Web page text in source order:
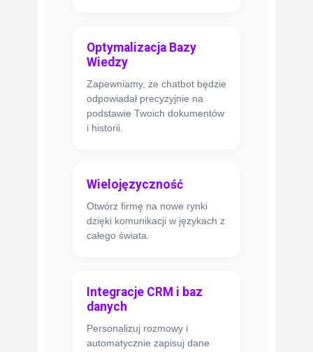
Optymalizacja Bazy
Wiedzy
Zapewniamy, że chatbot będzie
odpowiadał precyzyjnie na
podstawie Twoich dokumentów
i historii.
Wielojęzyczność
Otwórz firmę na nowe rynki
dzięki komunikacji w językach z
całego świata.
Integracje CRM i baz
danych
Personalizuj rozmowy i
automatycznie zapisuj dane